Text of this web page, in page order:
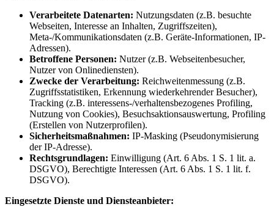
Verarbeitete Datenarten: Nutzungsdaten (z.B. besuchte
Webseiten, Interesse an Inhalten, Zugriffszeiten),
Meta-/Kommunikationsdaten (z.B. Geräte-Informationen, IP-
Adressen).
Betroffene Personen: Nutzer (z.B. Webseitenbesucher,
Nutzer von Onlinediensten).
Zwecke der Verarbeitung: Reichweitenmessung (z.B.
Zugriffsstatistiken, Erkennung wiederkehrender Besucher),
Tracking (z.B. interessens-/verhaltensbezogenes Profiling,
Nutzung von Cookies), Besuchsaktionsauswertung, Profiling
(Erstellen von Nutzerprofilen).
Sicherheitsmaßnahmen: IP-Masking (Pseudonymisierung
der IP-Adresse).
Rechtsgrundlagen: Einwilligung (Art. 6 Abs. 1 S. 1 lit. a.
DSGVO), Berechtigte Interessen (Art. 6 Abs. 1 S. 1 lit. f.
DSGVO).
Eingesetzte Dienste und Diensteanbieter: